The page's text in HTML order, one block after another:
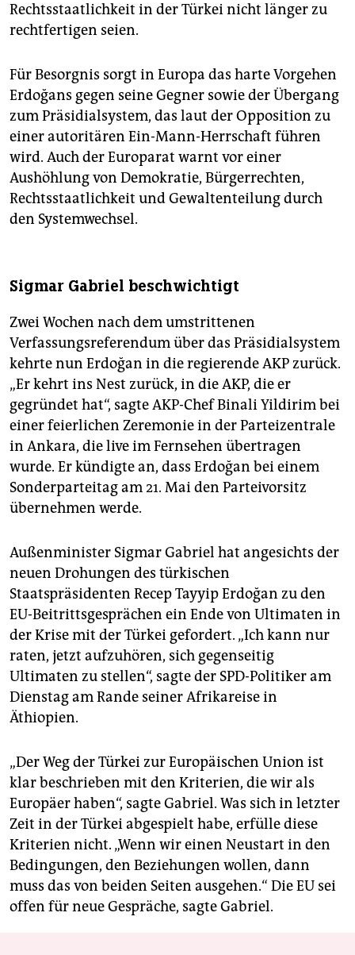
Rechtsstaatlichkeit in der Türkei nicht länger zu
rechtfertigen seien.
Für Besorgnis sorgt in Europa das harte Vorgehen
Erdoğans gegen seine Gegner sowie der Übergang
zum Präsidialsystem, das laut der Opposition zu
einer autoritären Ein-Mann-Herrschaft führen
wird. Auch der Europarat warnt vor einer
Aushöhlung von Demokratie, Bürgerrechten,
Rechtsstaatlichkeit und Gewaltenteilung durch
den Systemwechsel.
Sigmar Gabriel beschwichtigt
Zwei Wochen nach dem umstrittenen
Verfassungsreferendum über das Präsidialsystem
kehrte nun Erdoğan in die regierende AKP zurück.
„Er kehrt ins Nest zurück, in die AKP, die er
gegründet hat“, sagte AKP-Chef Binali Yildirim bei
einer feierlichen Zeremonie in der Parteizentrale
in Ankara, die live im Fernsehen übertragen
wurde. Er kündigte an, dass Erdoğan bei einem
Sonderparteitag am 21. Mai den Parteivorsitz
übernehmen werde.
Außenminister Sigmar Gabriel hat angesichts der
neuen Drohungen des türkischen
Staatspräsidenten Recep Tayyip Erdoğan zu den
EU-Beitrittsgesprächen ein Ende von Ultimaten in
der Krise mit der Türkei gefordert. „Ich kann nur
raten, jetzt aufzuhören, sich gegenseitig
Ultimaten zu stellen“, sagte der SPD-Politiker am
Dienstag am Rande seiner Afrikareise in
Äthiopien.
„Der Weg der Türkei zur Europäischen Union ist
klar beschrieben mit den Kriterien, die wir als
Europäer haben“, sagte Gabriel. Was sich in letzter
Zeit in der Türkei abgespielt habe, erfülle diese
Kriterien nicht. „Wenn wir einen Neustart in den
Bedingungen, den Beziehungen wollen, dann
muss das von beiden Seiten ausgehen.“ Die EU sei
offen für neue Gespräche, sagte Gabriel.